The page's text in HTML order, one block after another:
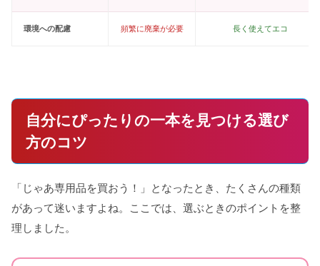
環境への配慮 頻繁に廃棄が必要 長く使えてエコ
自分にぴったりの一本を見つける選び
方のコツ
「じゃあ専用品を買おう！」となったとき、たくさんの種類
があって迷いますよね。ここでは、選ぶときのポイントを整
理しました。